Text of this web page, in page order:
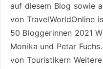
auf diesem Blog sowie
von TravelWorldOnline
50 Bloggerinnen 2021
Monika und Petar Fuchs.
von Touristikern